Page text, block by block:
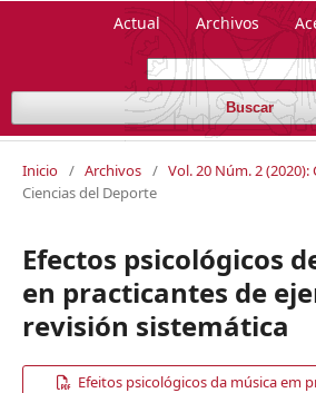
Actual Archivos
Buscar
Inicio / Archivos / Vol. 20 Núm. 2 (2020):
Ciencias del Deporte
Efectos psicológicos
en practicantes de
revisión sistemática
Efeitos psicológicos da música em